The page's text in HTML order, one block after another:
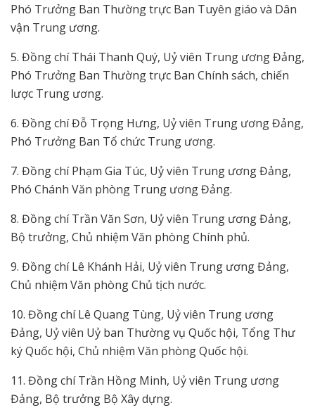
Phó Trưởng Ban Thường trực Ban Tuyên giáo và Dân
vận Trung ương.
5. Đồng chí Thái Thanh Quý, Uỷ viên Trung ương Đảng,
Phó Trưởng Ban Thường trực Ban Chính sách, chiến
lược Trung ương.
6. Đồng chí Đỗ Trọng Hưng, Uỷ viên Trung ương Đảng,
Phó Trưởng Ban Tổ chức Trung ương.
7. Đồng chí Phạm Gia Túc, Uỷ viên Trung ương Đảng,
Phó Chánh Văn phòng Trung ương Đảng.
8. Đồng chí Trần Văn Sơn, Uỷ viên Trung ương Đảng,
Bộ trưởng, Chủ nhiệm Văn phòng Chính phủ.
9. Đồng chí Lê Khánh Hải, Uỷ viên Trung ương Đảng,
Chủ nhiệm Văn phòng Chủ tịch nước.
10. Đồng chí Lê Quang Tùng, Uỷ viên Trung ương
Đảng, Uỷ viên Uỷ ban Thường vụ Quốc hội, Tổng Thư
ký Quốc hội, Chủ nhiệm Văn phòng Quốc hội.
11. Đồng chí Trần Hồng Minh, Uỷ viên Trung ương
Đảng, Bộ trưởng Bộ Xây dựng.